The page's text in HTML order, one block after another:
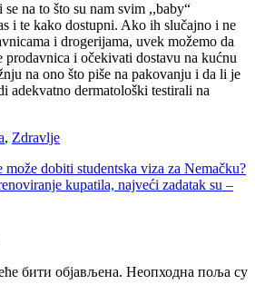
se na to što su nam svim ,,baby“
i te kako dostupni. Ako ih slučajno i ne
i drogerijama, uvek možemo da
i očekivati dostavu na kućnu
na ono što piše na pakovanju i da li je
adekvatno dermatološki testirali na
, Zdravlje
može dobiti studentska viza za Nemačku?
kupatila, najveći zadatak su –
бити објављена. Неопходна поља су